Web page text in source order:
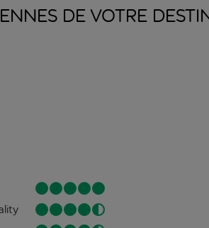
DE VOTRE